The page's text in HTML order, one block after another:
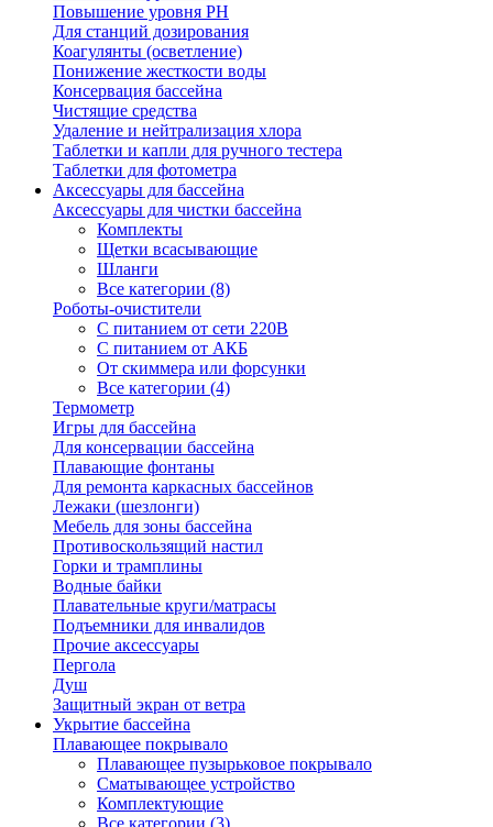
Повышение уровня РН
Для станций дозирования
Коагулянты (осветление)
Понижение жесткости воды
Консервация бассейна
Чистящие средства
Удаление и нейтрализация хлора
Таблетки и капли для ручного тестера
Таблетки для фотометра
Аксессуары для бассейна
Аксессуары для чистки бассейна
Комплекты
Щетки всасывающие
Шланги
Все категории (8)
Роботы-очистители
С питанием от сети 220В
С питанием от АКБ
От скиммера или форсунки
Все категории (4)
Термометр
Игры для бассейна
Для консервации бассейна
Плавающие фонтаны
Для ремонта каркасных бассейнов
Лежаки (шезлонги)
Мебель для зоны бассейна
Противоскользящий настил
Горки и трамплины
Водные байки
Плавательные круги/матрасы
Подъемники для инвалидов
Прочие аксессуары
Пергола
Душ
Защитный экран от ветра
Укрытие бассейна
Плавающее покрывало
Плавающее пузырьковое покрывало
Сматывающее устройство
Комплектующие
Все категории (3)